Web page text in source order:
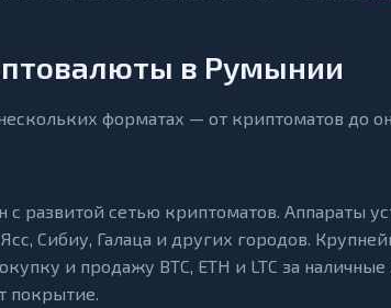
в Румынии
форматах — от криптоматов до
развитой сетью криптоматов. Аппараты
Сибиу, Галаца и других городов.
и продажу BTC, ETH и LTC за
покрытие.